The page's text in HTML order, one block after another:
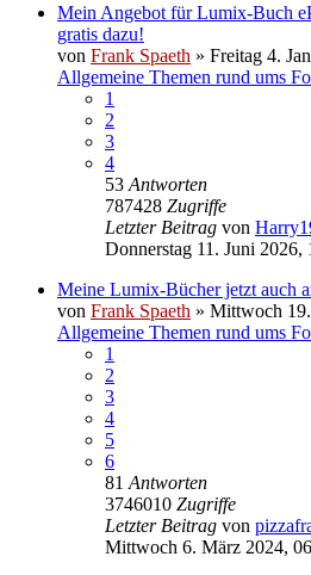
Mein Angebot für Lumix-Buch
gratis dazu!
von Frank Spaeth » Freitag 4.
Allgemeine Themen rund ums
1
2
3
4
53 Antworten
787428 Zugriffe
Letzter Beitrag von
Donnerstag 11. Juni 2026,
Meine Lumix-Bücher jetzt auch
von Frank Spaeth » Mittwoch
Allgemeine Themen rund ums
1
2
3
4
5
6
81 Antworten
3746010 Zugriffe
Letzter Beitrag von
Mittwoch 6. März 2024,